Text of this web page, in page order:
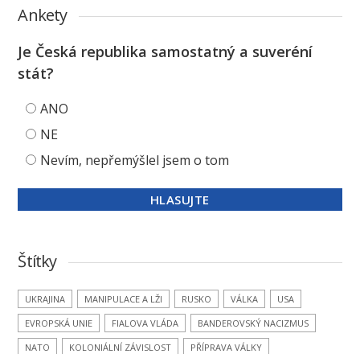
Ankety
Je Česká republika samostatný a suveréní
stát?
ANO
NE
Nevím, nepřemýšlel jsem o tom
Štítky
UKRAJINA MANIPULACE A LŽI RUSKO VÁLKA
USA
EVROPSKÁ UNIE
FIALOVA VLÁDA
BANDEROVSKÝ NACIZMUS
NATO
KOLONIÁLNÍ ZÁVISLOST
PŘÍPRAVA VÁLKY